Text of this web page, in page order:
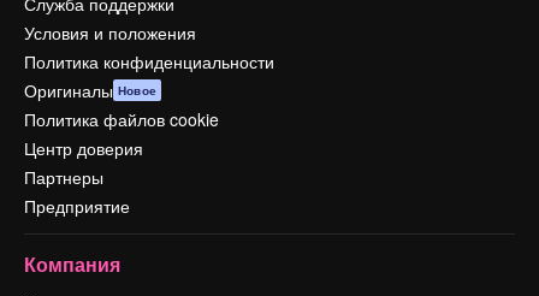
Условия и положения
Политика конфиденциальности
Оригиналы Новое
Политика файлов cookie
Центр доверия
Партнеры
Предприятие
Компания